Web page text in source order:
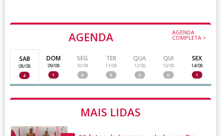
AGENDA AGENDA
COMPLETA >
SAB
08/08
4
DOM
09/08
1
SEG
10/08
0
TER
11/08
0
QUA
12/08
0
QUI
13/08
0
SEX
14/08
1
MAIS LIDAS